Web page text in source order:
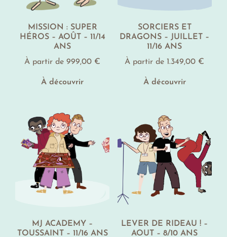
MISSION : SUPER
HÉROS – AOÛT – 11/14
ANS
À partir de999,00 €
À découvrir
SORCIERS ET
DRAGONS – JUILLET –
11/16 ANS
À partir de 1.349,00 €
À découvrir
MJ ACADEMY –
TOUSSAINT – 11/16 ANS
LEVER DE RIDEAU ! –
AOUT – 8/10 ANS